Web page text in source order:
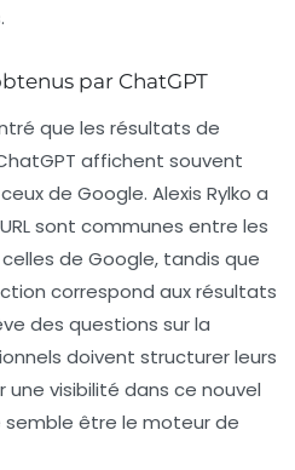
par ChatGPT
que les résultats de
affichent souvent
de Google. Alexis Rylko a
sont communes entre les
de Google, tandis que
correspond aux résultats
des questions sur la
doivent structurer leurs
visibilité dans ce nouvel
être le moteur de